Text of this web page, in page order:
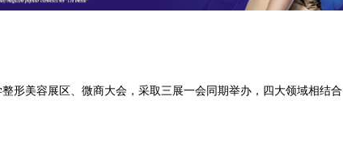
形美容展区、微商大会，采取三展一会同期举办，四大领域相结